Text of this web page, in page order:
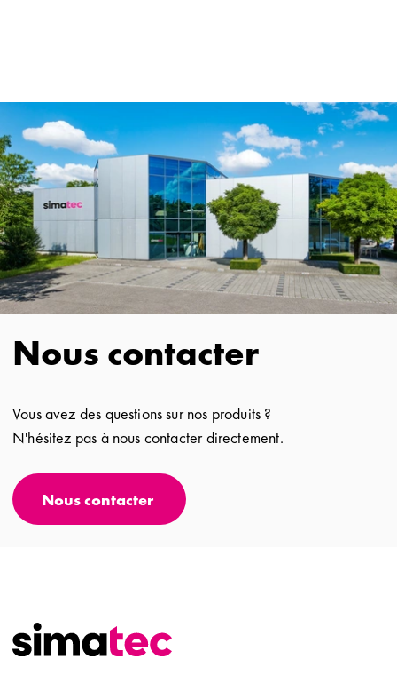
Nous contacter
Vous avez des questions sur nos produits ?
N'hésitez pas à nous contacter directement.
Nous contacter